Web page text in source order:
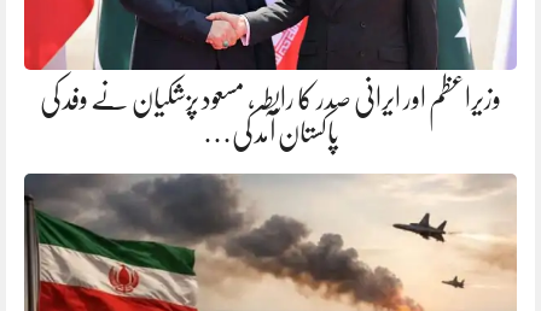
وزیراعظم اور ایرانی صدر کا رابطہ، مسعود پزشکیان نے وفد کی
پاکستان آمد کی…